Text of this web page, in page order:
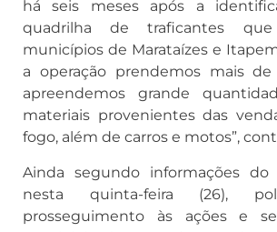
há seis meses após a
quadrilha de traficantes
municípios de Marataízes e
a operação prendemos mais
apreendemos grande
materiais provenientes das
fogo, além de carros e motos”,
Ainda segundo informações
nesta quinta-feira (26),
prosseguimento às ações e